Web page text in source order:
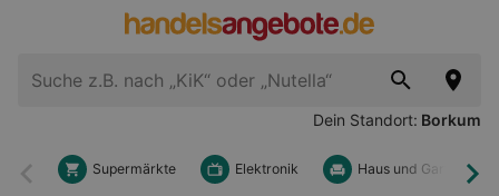
Dein Standort: Borkum
Zurück
Supermärkte Elektronik Haus und Garten